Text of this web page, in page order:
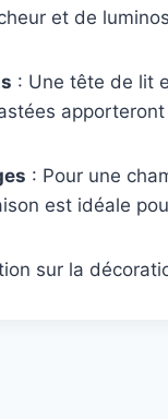
et de
: Une tête de lit
: Pour une
est idéale
sur la